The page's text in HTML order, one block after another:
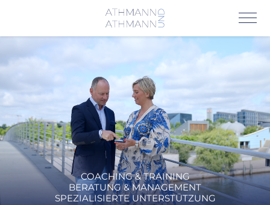
COACHING & TRAINING
BERATUNG & MANAGEMENT
SPEZIALISIERTE UNTERSTÜTZUNG